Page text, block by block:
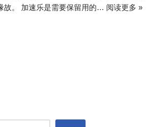
故。 加速乐是需要保留用的… 阅读更多 »